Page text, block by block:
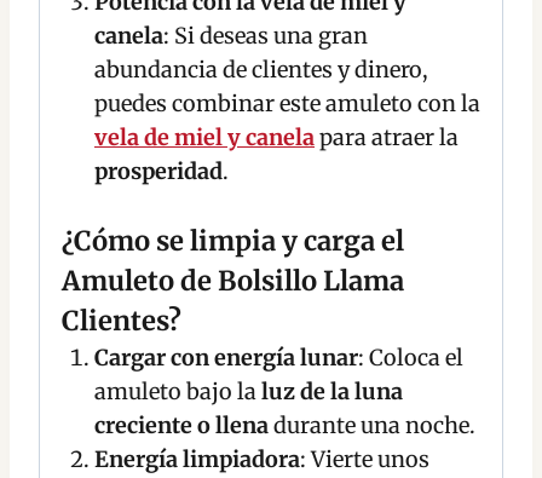
canela: Si deseas una gran
abundancia de clientes y dinero,
puedes combinar este amuleto con la
vela de miel y canelapara atraer la
prosperidad.
¿Cómo se limpia y carga el
Amuleto de Bolsillo Llama
Clientes?
Cargar con energía lunar: Coloca el
amuleto bajo laluz de la luna
creciente o llenadurante una noche.
Energía limpiadora: Vierte unos